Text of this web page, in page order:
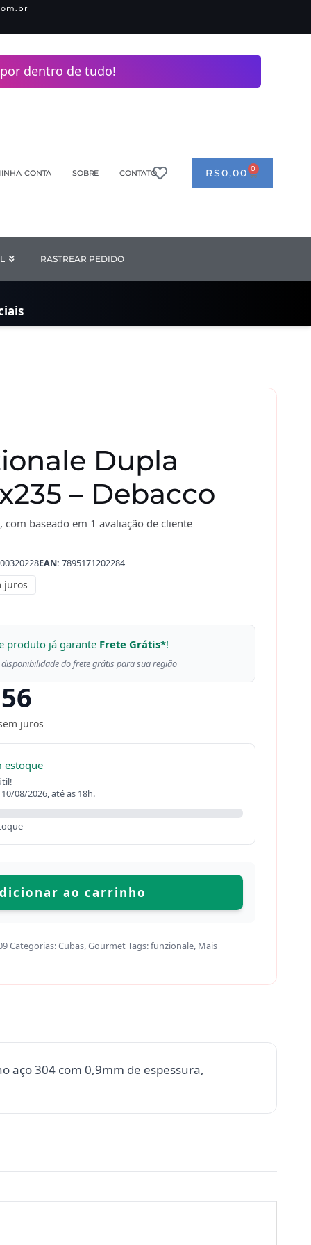
dentro de tudo!
CONTA SOBRE CONTATO R$0,00 0 CART
Open INDUSTRIAL
RASTREAR PEDIDO
Dupla
– Debacco
com baseado em 1 avaliação de cliente
EAN: 7895171202284
juros
produto já garante Frete Grátis*!
do frete grátis para sua região
juros
estoque
08/2026, até as 18h.
ao carrinho
Categorias:Cubas,GourmetTags:funzionale, Mais
aço 304 com 0,9mm de espessura,